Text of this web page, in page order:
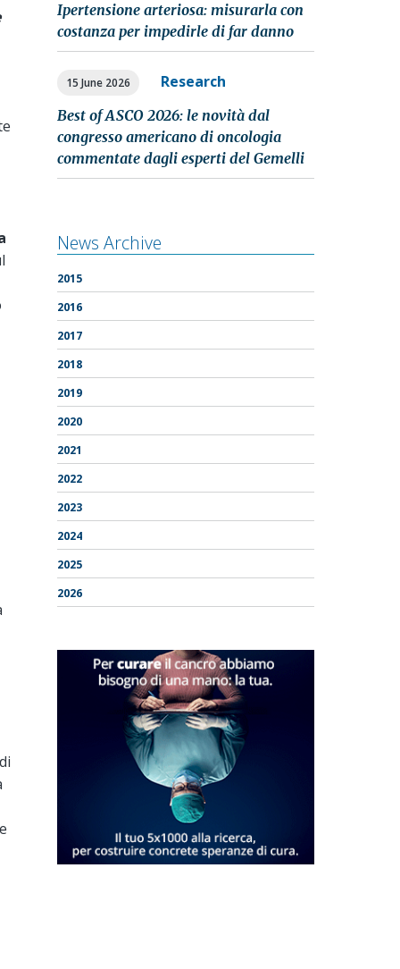
Ipertensione arteriosa: misurarla con
costanza per impedirle di far danno
15 June 2026 Research
Best of ASCO 2026: le novità dal
congresso americano di oncologia
commentate dagli esperti del Gemelli
News Archive
2015
2016
2017
2018
2019
2020
2021
2022
2023
2024
2025
2026